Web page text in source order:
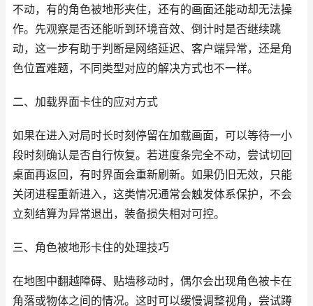
不动，有的角色被地形夹住，还有的画面还能动却无法操
作。先观察是否还能听到环境音效、倒计时是否继续跳
动，这一步有助于判断是网络延迟、客户端异常，还是角
色位置难题，不同类型对应的解决方式也不一样。
二、加载界面卡住的应对方式
如果在进入对局时长时刻停留在加载画面，可以等待一小
段时刻确认是否自行恢复。若进度条完全不动，尝试切回
桌面再返回，有时界面会重新刷新。如果仍旧无效，只能
关闭进程重新进入，这类情况通常会触发体系保护，不会
立刻结算为异常退出，装备损失相对可控。
三、角色被地形卡住的处理技巧
在地图中翻越障碍、贴墙移动时，偶尔会出现角色被卡在
角落或物体之间的情况。这时可以缓慢调整视角，尝试蹲